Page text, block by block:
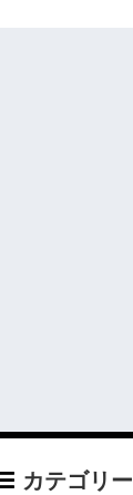
カテゴリー